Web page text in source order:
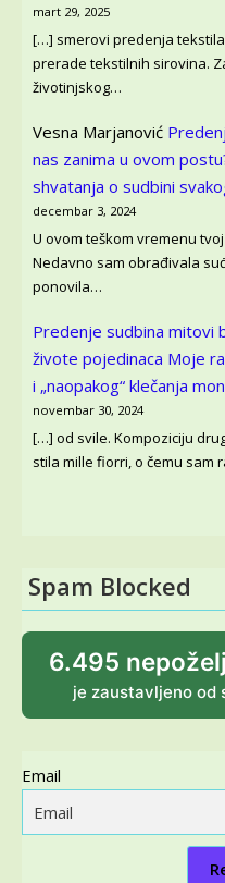
mart 29, 2025
[…] smerovi predenja
prerade tekstilnih sirovina.
životinjskog…
Vesna Marjanović
nas zanima u ovom
shvatanja o sudbini
decembar 3, 2024
U ovom teškom vremenu
Nedavno sam obrađivala
ponovila…
Predenje sudbina mitovi
živote pojedinaca Moje
i „naopakog“ klečanja
novembar 30, 2024
[…] od svile. Kompoziciju
stila mille fiorri, o čemu sam
Spam Blocked
6.495
je zaustavljeno od
Email